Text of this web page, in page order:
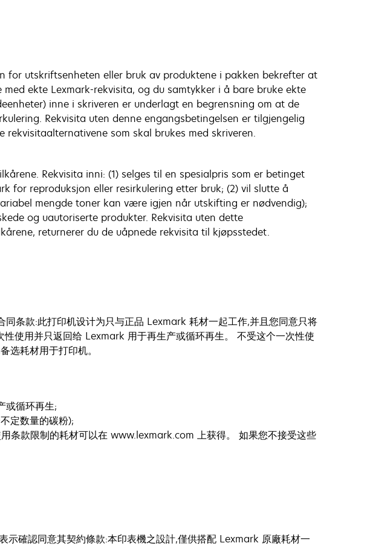
for utskriftsenheten eller bruk av produktene i pakken bekrefter at
ekte Lexmark-rekvisita, og du samtykker i å bare bruke ekte
inne i skriveren er underlagt en begrensning om at de
Rekvisita uten denne engangsbetingelsen er tilgjengelig
rekvisitaalternativene som skal brukes med skriveren.
Rekvisita inni: (1) selges til en spesialpris som er betinget
for reproduksjon eller resirkulering etter bruk; (2) vil slutte å
mengde toner kan være igjen når utskifting er nødvendig);
og uautoriserte produkter. Rekvisita uten dette
returnerer du de uåpnede rekvisita til kjøpsstedet.
条款:此打印机设计为只与正品 Lexmark 耗材一起工作,并且您同意只将
使用并只返回给 Lexmark 用于再生产或循环再生。 不受这个一次性使
耗材用于打印机。
或循环再生;
定数量的碳粉);
条款限制的耗材可以在 www.lexmark.com 上获得。 如果您不接受这些
示確認同意其契約條款:本印表機之設計,僅供搭配 Lexmark 原廠耗材一